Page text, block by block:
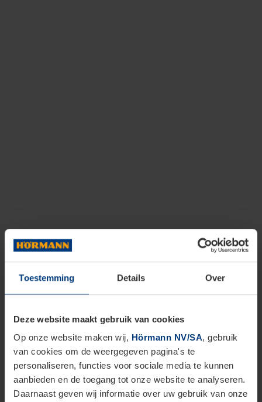
Toestemming Details Over
Deze website maakt gebruik van cookies
Op onze website maken wij, Hörmann NV/SA, gebruik
van cookies om de weergegeven pagina's te
personaliseren, functies voor sociale media te kunnen
aanbieden en de toegang tot onze website te analyseren.
Daarnaast geven wij informatie over uw gebruik van onze